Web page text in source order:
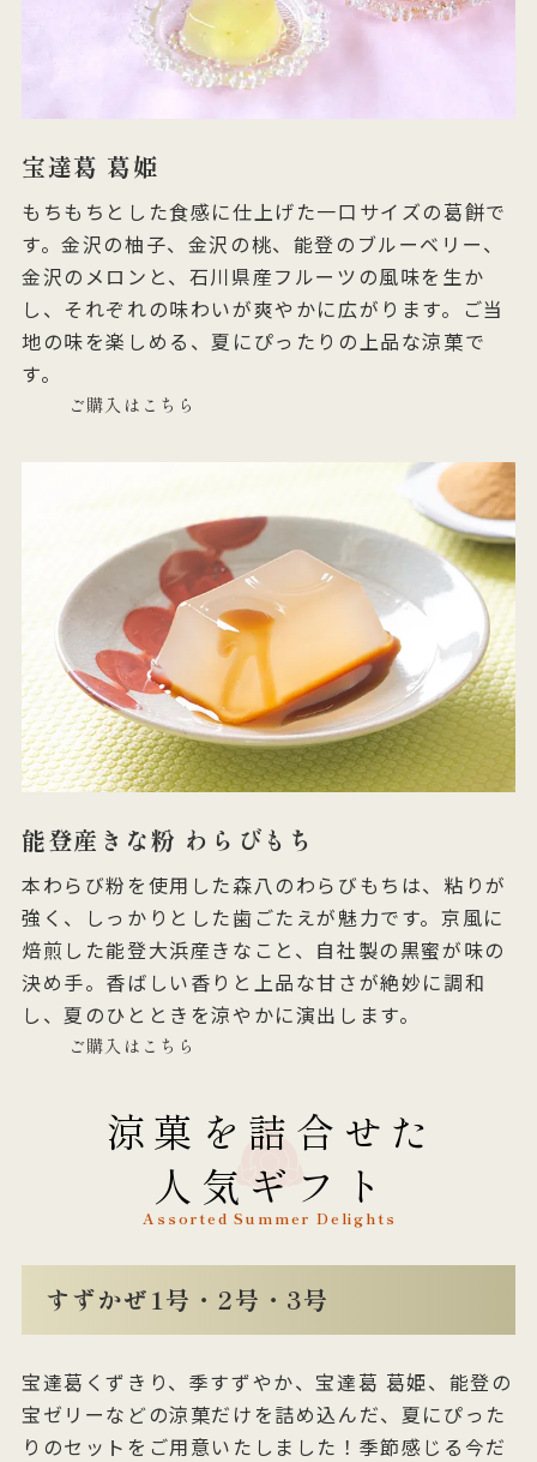
宝達葛 葛姫
もちもちとした食感に仕上げた一口サイズの葛餅で
す。金沢の柚子、金沢の桃、能登のブルーベリー、
金沢のメロンと、石川県産フルーツの風味を生か
し、それぞれの味わいが爽やかに広がります。ご当
地の味を楽しめる、夏にぴったりの上品な涼菓で
す。
ご購入はこちら
能登産きな粉 わらびもち
本わらび粉を使用した森八のわらびもちは、粘りが
強く、しっかりとした歯ごたえが魅力です。京風に
焙煎した能登大浜産きなこと、自社製の黒蜜が味の
決め手。香ばしい香りと上品な甘さが絶妙に調和
し、夏のひとときを涼やかに演出します。
ご購入はこちら
涼菓を詰合せた
人気ギフト
Assorted Summer Delights
すずかぜ1号・2号・3号
宝達葛くずきり、季すずやか、宝達葛 葛姫、能登の
宝ゼリーなどの涼菓だけを詰め込んだ、夏にぴった
りのセットをご用意いたしました！季節感じる今だ